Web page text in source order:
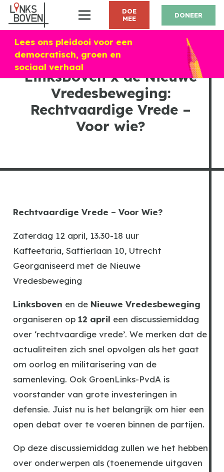
DOE
MEE
DONEER
Lees ons pleidooi voor een
democratisch, groen en
sociaal verhaal
LinksBoven x de Nieuwe
Vredesbeweging:
Rechtvaardige Vrede –
Voor wie?
Rechtvaardige Vrede – Voor Wie?
Zaterdag 12 april, 13.30-18 uur
Kaffeetaria, Saffierlaan 10, Utrecht
Georganiseerd met de Nieuwe
Vredesbeweging
Linksboven en de Nieuwe Vredesbeweging
organiseren op 12 april een discussiemiddag
over ‘rechtvaardige vrede’. We merken dat de
actualiteiten zich snel opvolgen als het gaat
om oorlog en militarisering van de
samenleving. Ook GroenLinks-PvdA is
voorstander van grote investeringen in
defensie. Juist nu is het belangrijk om hier een
open debat over te voeren binnen de partijen.
Op deze discussiemiddag zullen we het hebben
over onderwerpen als (toenemende uitgaven